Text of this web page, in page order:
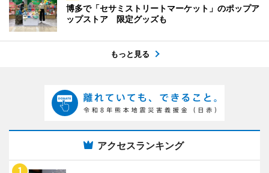
博多で「セサミストリートマーケット」のポップア
ップストア 限定グッズも
もっと見る
アクセスランキング